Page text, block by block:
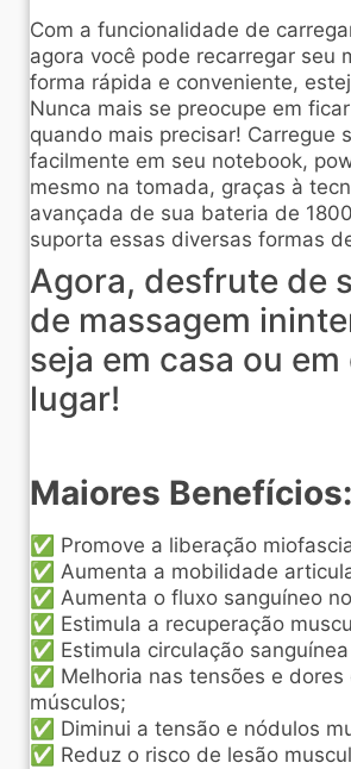
Com a funcionalidade de
agora você pode recarregar seu
forma rápida e conveniente,
Nunca mais se preocupe em
quando mais precisar! Carregue
facilmente em seu notebook,
mesmo na tomada, graças à
avançada de sua bateria de
suporta essas diversas formas
Agora, desfrute de
de massagem
seja em casa ou
lugar!
Maiores Benefícios:
✅ Promove a liberação
✅ Aumenta a mobilidade
✅ Aumenta o fluxo sanguíneo
✅ Estimula a recuperação
✅ Estimula circulação
✅ Melhoria nas tensões e dores
músculos;
✅ Diminui a tensão e nódulos
✅ Reduz o risco de lesão